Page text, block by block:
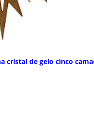
cristal de gelo cinco